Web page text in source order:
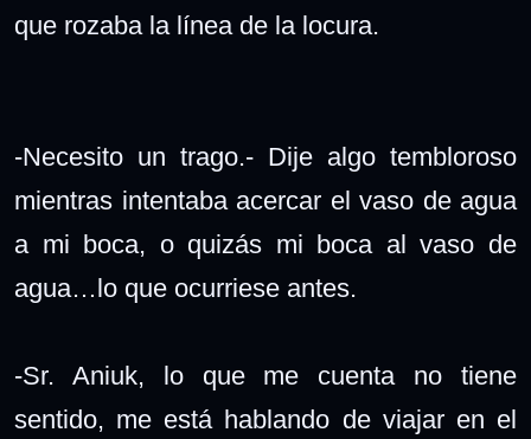
que rozaba la línea de la locura.
-Necesito un trago.- Dije algo tembloroso
mientras intentaba acercar el vaso de agua
a mi boca, o quizás mi boca al vaso de
agua…lo que ocurriese antes.
-Sr. Aniuk, lo que me cuenta no tiene
sentido, me está hablando de viajar en el